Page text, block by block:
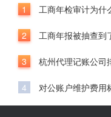
1 工商年检审计为什
2 工商年报被抽查到
3 杭州代理记账公司
4 对公账户维护费用